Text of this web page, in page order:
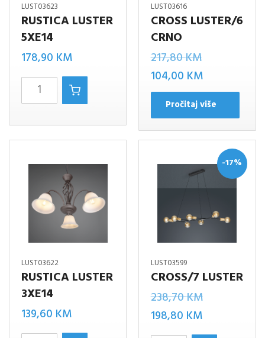
LUST03623
RUSTICA LUSTER
5XE14
178,90 KM
RUSTICA
LUSTER
5XE14
količina
LUST03616
CROSS LUSTER/6
CRNO
217,80KMIzvorna
cijena
bila
je:
217,80 KM.
104,00 KMTrenutna
cijena
je:
104,00 KM.
Pročitaj više
LUST03622
RUSTICA LUSTER
3XE14
139,60 KM
-17%
LUST03599
CROSS/7 LUSTER
238,70KMIzvorna
cijena
bila
198,80 KMTrenutna
cijena